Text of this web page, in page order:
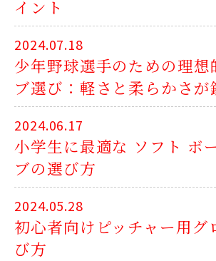
イント
2024.07.18
少年野球選手のための理想
ブ選び：軽さと柔らかさが
2024.06.17
小学生に最適な ソフト ボ
ブの選び方
2024.05.28
初心者向けピッチャー用グ
び方